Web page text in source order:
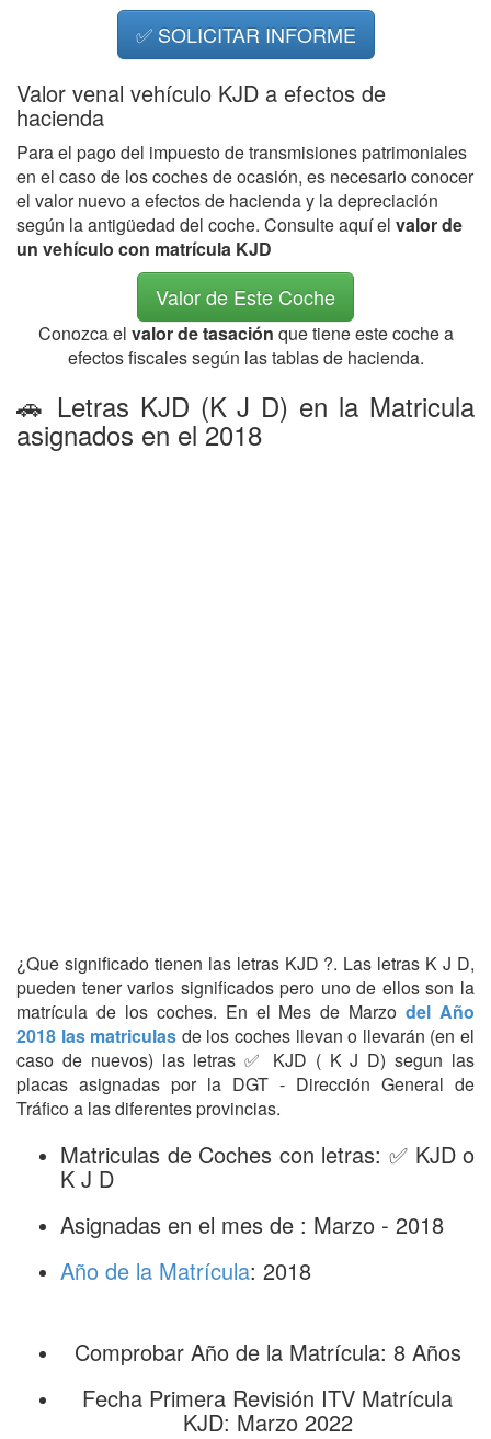
✅ SOLICITAR INFORME
Valor venal vehículo KJD a efectos de
hacienda
Para el pago del impuesto de transmisiones patrimoniales
en el caso de los coches de ocasión, es necesario conocer
el valor nuevo a efectos de hacienda y la depreciación
según la antigüedad del coche. Consulte aquí el valor de
un vehículo con matrícula KJD
Valor de Este Coche
Conozca el valor de tasación que tiene este coche a
efectos fiscales según las tablas de hacienda.
🚗 Letras KJD (K J D) en la Matricula
asignados en el 2018
¿Que significado tienen las letras KJD ?. Las letras K J D,
pueden tener varios significados pero uno de ellos son la
matrícula de los coches. En el Mes de Marzodel Año
2018 las matriculas de los coches llevan o llevarán (en el
caso de nuevos) las letras ✅ KJD ( K J D) segun las
placas asignadas por la DGT - Dirección General de
Tráfico a las diferentes provincias.
Matriculas de Coches con letras: ✅ KJD o
K J D
Asignadas en el mes de : Marzo - 2018
Año de la Matrícula: 2018
Comprobar Año de la Matrícula: 8 Años
Fecha Primera Revisión ITV Matrícula
KJD: Marzo 2022